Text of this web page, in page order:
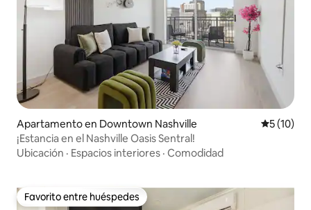
Apartamento en Downtown Nashville
5 (10)
¡Estancia en el Nashville Oasis Sentral!
Ubicación · Espacios interiores · Comodidad
Favorito entre huéspedes
Favorito entre huéspedes